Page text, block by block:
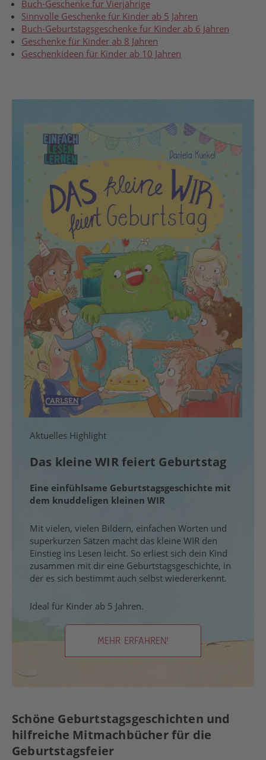
Buch-Geschenke für Vierjährige
Sinnvolle Geschenke für Kinder ab 5 Jahren
Buch-Geburtstagsgeschenke für Kinder ab 6 Jahren
Geschenke für Kinder ab 8 Jahren
Geschenkideen für Kinder ab 10 Jahren
Aktuelles Highlight
Das kleine WIR feiert Geburtstag
Eine einfühlsame Geburtstagsgeschichte mit
dem knuddeligen kleinen WIR
Mit vielen, vielen Bildern, einfachen Worten und
superkurzen Sätzen macht das kleine WIR den
Einstieg ins Lesen leicht. So erliest sich dein Kind
zusammen mit dir eine Geburtstagsgeschichte, in
der es sich bestimmt auch selbst wiedererkennt.
Ideal für Kinder ab 5 Jahren.
MEHR ERFAHREN!
Schöne Geburtstagsgeschichten und
hilfreiche Mitmachbücher für die
Geburtstagsfeier